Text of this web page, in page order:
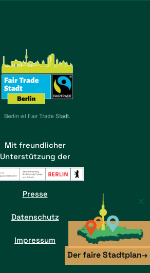
Mit freundlicher
Unterstützung der
Presse
Datenschutz
Impressum
Der faire Stadtplan→